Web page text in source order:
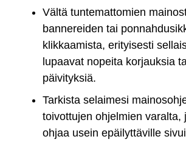
Vältä tuntemattomien
bannereiden tai
klikkaamista, erityisesti
lupaavat nopeita korjauksia
päivityksiä.
Tarkista selaimesi
toivottujen ohjelmien varalta,
ohjaa usein epäilyttäville